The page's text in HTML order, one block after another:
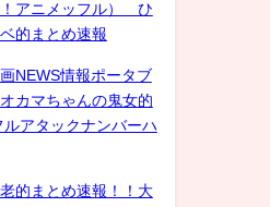
！アニメッフル） ひ
的まとめ速報
NEWS情報ポータブ
カマちゃんの鬼女的
アタックナンバーハ
的まとめ速報！！大